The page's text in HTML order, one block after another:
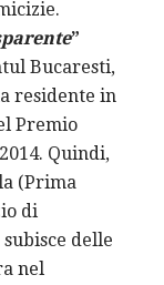
”
Bucaresti,
residente in
Premio
Quindi,
(Prima
di
delle
nel